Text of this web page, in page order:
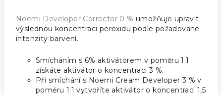
Noemi Developer Corrector 0 % umožňuje upravit
výslednou koncentraci peroxidu podle požadované
intenzity barvení.
Smícháním s 6% aktivátorem v poměru 1:1
získáte aktivátor o koncentraci 3 %.
Při smíchání s Noemi Cream Developer 3 % v
poměru 1:1 vytvoříte aktivátor o koncentraci 1,5